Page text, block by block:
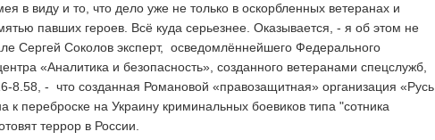
в виду и то, что дело уже не только в оскорбленных ветеранах и
павших героев. Всё куда серьезнее. Оказывается, - я об этом не
Сергей Соколов эксперт, осведомлённейшего Федерального
«Аналитика и безопасность», созданного ветеранами спецслужб,
8.58, - что созданная Романовой «правозащитная» организация «Русь
к переброске на Украину криминальных боевиков типа "сотника
террор в России.